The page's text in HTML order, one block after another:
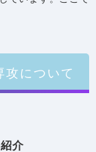
介
攻について